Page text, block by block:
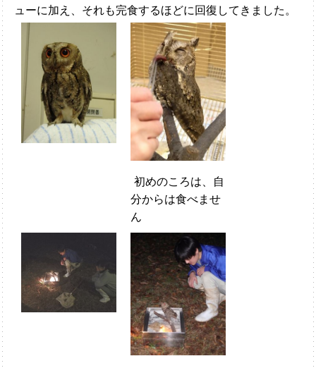
ューに加え、それも完食するほどに回復してきました。
初めのころは、自
分からは食べませ
ん